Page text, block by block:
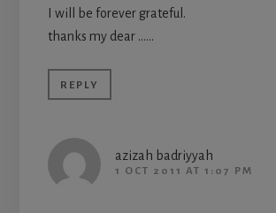
I will be forever grateful.
thanks my dear ……
REPLY
azizah badriyyah
1 OCT 2011 AT 1:07 PM